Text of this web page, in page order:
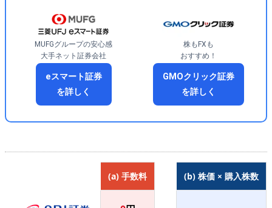
MUFGグループの安心感
大手ネット証券会社
eスマート証券
を詳しく
株もFXも
おすすめ！
GMOクリック証券
を詳しく
(a) 手数料 (b) 株価 × 購入株数